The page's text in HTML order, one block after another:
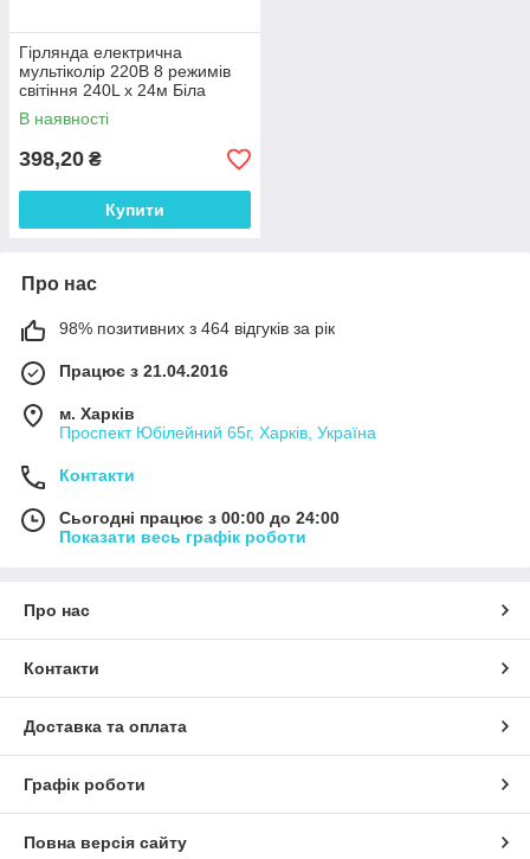
Гірлянда електрична
мультіколір 220В 8 режимів
світіння 240L х 24м Біла
(116349 (D-10))
В наявності
398,20 ₴
Купити
Про нас
98% позитивних з 464 відгуків за рік
Працює з 21.04.2016
м. Харків
Проспект Юбілейний 65г, Харків, Україна
Контакти
Сьогодні працює з 00:00 до 24:00
Показати весь графік роботи
Про нас
Контакти
Доставка та оплата
Графік роботи
Повна версія сайту